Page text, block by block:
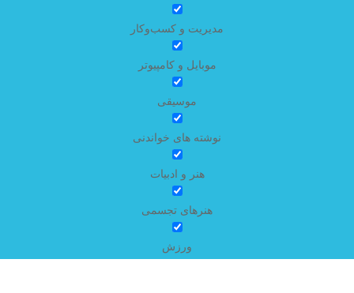
مدیریت و کسب‌وکار
موبایل و کامپیوتر
موسیقی
نوشته های خواندنی
هنر و ادبیات
هنرهای تجسمی
ورزش